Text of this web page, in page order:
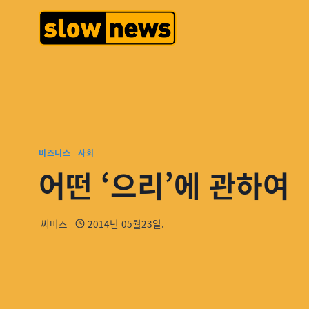
비즈니스 |사회
어떤 ‘으리’에 관하여
써머즈 2014년 05월23일.